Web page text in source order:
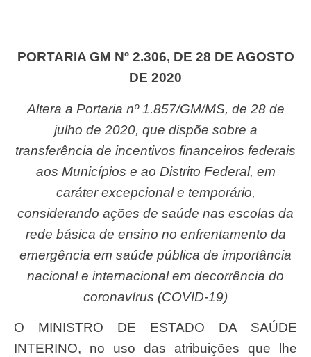
PORTARIA GM Nº 2.306, DE 28 DE AGOSTO
DE 2020
Altera a Portaria nº 1.857/GM/MS, de 28 de
julho de 2020, que dispõe sobre a
transferência de incentivos financeiros federais
aos Municípios e ao Distrito Federal, em
caráter excepcional e temporário,
considerando ações de saúde nas escolas da
rede básica de ensino no enfrentamento da
emergência em saúde pública de importância
nacional e internacional em decorrência do
coronavírus (COVID-19)
O MINISTRO DE ESTADO DA SAÚDE
INTERINO, no uso das atribuições que lhe